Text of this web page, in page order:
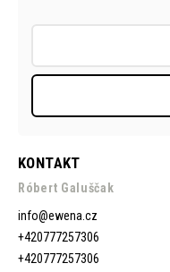
KONTAKT
Róbert Galuščak
info@ewena.cz
+420777257306
+420777257306